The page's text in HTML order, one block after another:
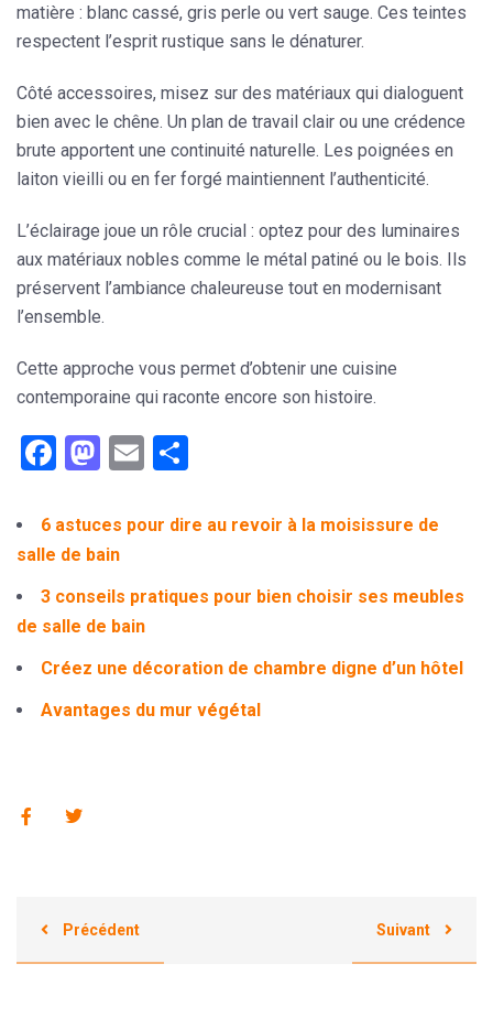
matière : blanc cassé, gris perle ou vert sauge. Ces teintes
respectent l’esprit rustique sans le dénaturer.
Côté accessoires, misez sur des matériaux qui dialoguent
bien avec le chêne. Un plan de travail clair ou une crédence
brute apportent une continuité naturelle. Les poignées en
laiton vieilli ou en fer forgé maintiennent l’authenticité.
L’éclairage joue un rôle crucial : optez pour des luminaires
aux matériaux nobles comme le métal patiné ou le bois. Ils
préservent l’ambiance chaleureuse tout en modernisant
l’ensemble.
Cette approche vous permet d’obtenir une cuisine
contemporaine qui raconte encore son histoire.
Facebook
Mastodon
Email
6 astuces pour dire au revoir à la moisissure de
salle de bain
3 conseils pratiques pour bien choisir ses meubles
de salle de bain
Créez une décoration de chambre digne d’un hôtel
Avantages du mur végétal
Précédent Suivant